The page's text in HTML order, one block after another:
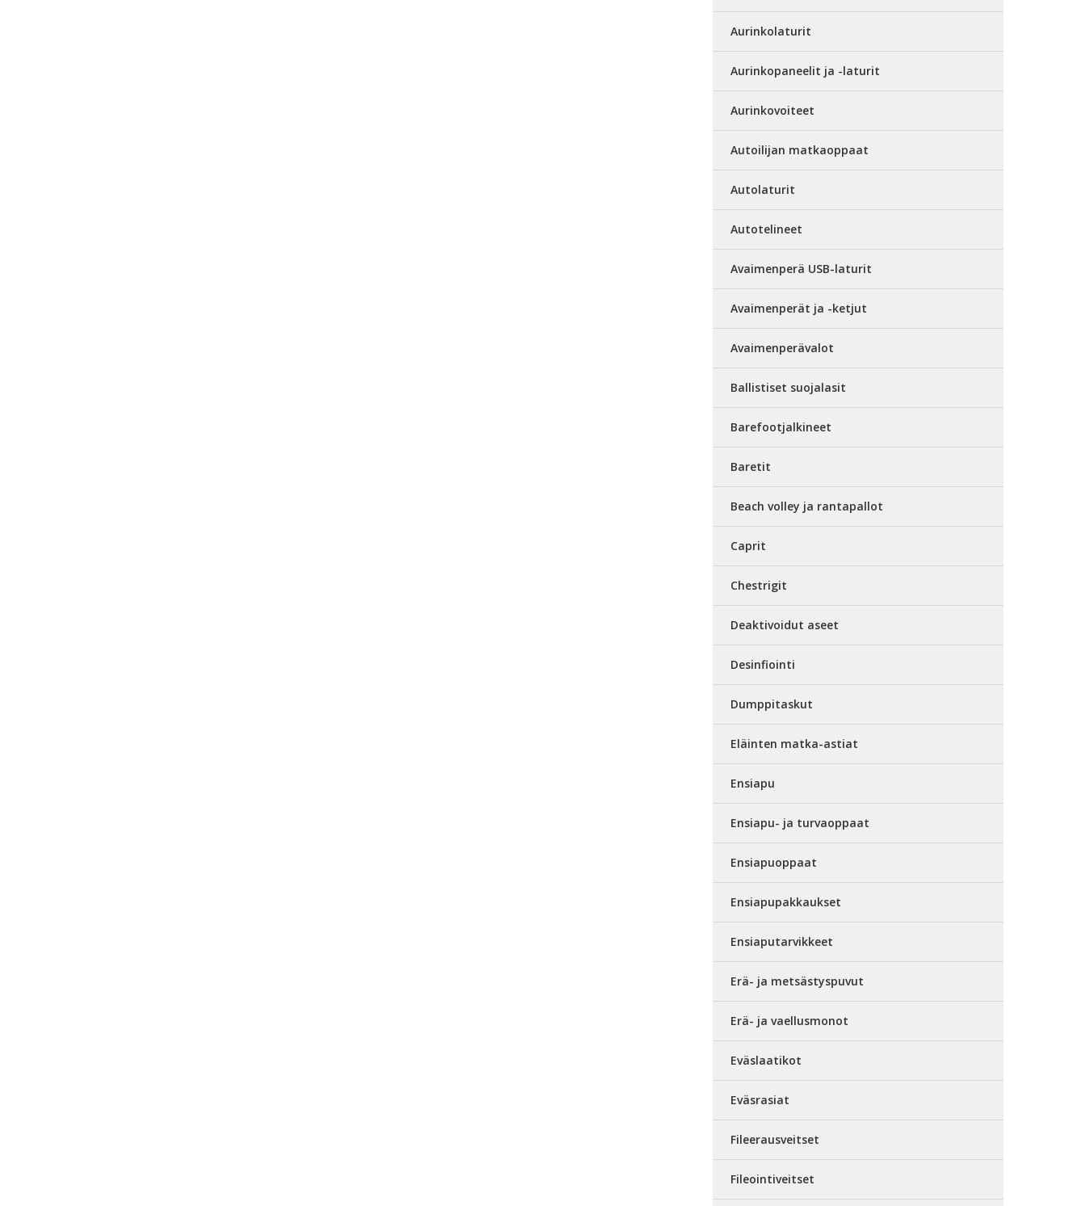
Aurinkolaturit
Aurinkopaneelit ja -laturit
Aurinkovoiteet
Autoilijan matkaoppaat
Autolaturit
Autotelineet
Avaimenperä USB-laturit
Avaimenperät ja -ketjut
Avaimenperävalot
Ballistiset suojalasit
Barefootjalkineet
Baretit
Beach volley ja rantapallot
Caprit
Chestrigit
Deaktivoidut aseet
Desinfiointi
Dumppitaskut
Eläinten matka-astiat
Ensiapu
Ensiapu- ja turvaoppaat
Ensiapuoppaat
Ensiapupakkaukset
Ensiaputarvikkeet
Erä- ja metsästyspuvut
Erä- ja vaellusmonot
Eväslaatikot
Eväsrasiat
Fileerausveitset
Fileointiveitset